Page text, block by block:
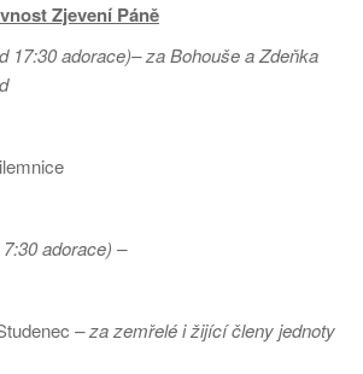
Zjevení Páně
17:30 adorace)– za Bohouše a Zdeňka
7:30 adorace) –
– za zemřelé i žijící členy jednoty